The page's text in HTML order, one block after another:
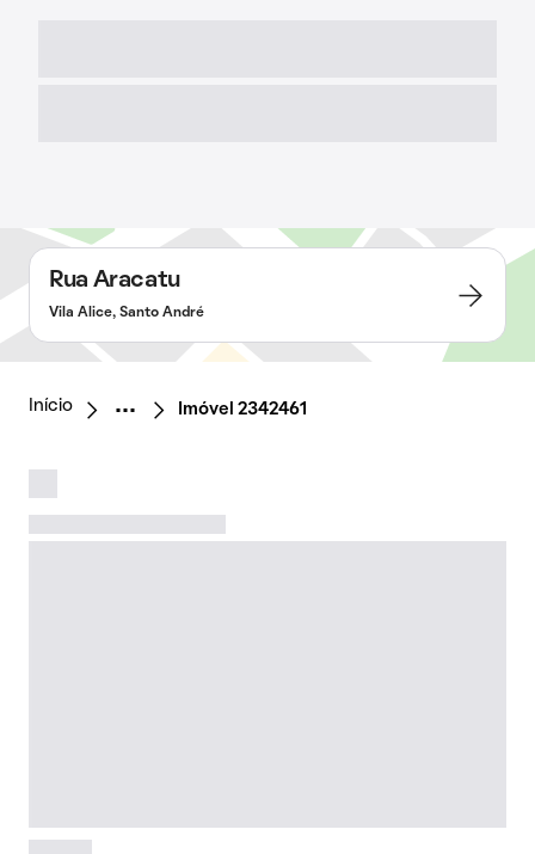
Rua Aracatu
Vila Alice, Santo André
Início Imóvel 2342461